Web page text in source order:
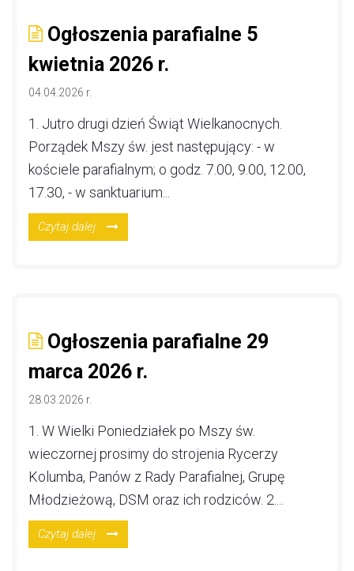
Ogłoszenia parafialne 5
kwietnia 2026 r.
04.04.2026 r.
1. Jutro drugi dzień Świąt Wielkanocnych.
Porządek Mszy św. jest następujący: - w
kościele parafialnym; o godz. 7.00, 9.00, 12.00,
17.30, - w sanktuarium...
Czytaj dalej
Ogłoszenia parafialne 29
marca 2026 r.
28.03.2026 r.
1. W Wielki Poniedziałek po Mszy św.
wieczornej prosimy do strojenia Rycerzy
Kolumba, Panów z Rady Parafialnej, Grupę
Młodzieżową, DSM oraz ich rodziców. 2....
Czytaj dalej